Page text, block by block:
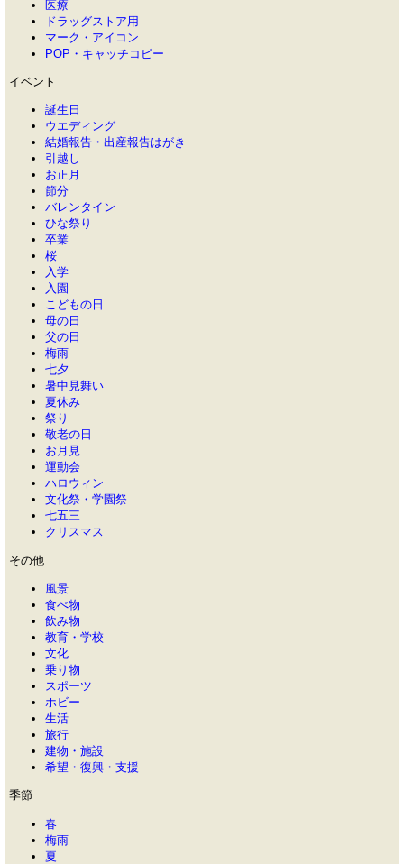
医療
ドラッグストア用
マーク・アイコン
POP・キャッチコピー
イベント
誕生日
ウエディング
結婚報告・出産報告はがき
引越し
お正月
節分
バレンタイン
ひな祭り
卒業
桜
入学
入園
こどもの日
母の日
父の日
梅雨
七夕
暑中見舞い
夏休み
祭り
敬老の日
お月見
運動会
ハロウィン
文化祭・学園祭
七五三
クリスマス
その他
風景
食べ物
飲み物
教育・学校
文化
乗り物
スポーツ
ホビー
生活
旅行
建物・施設
希望・復興・支援
季節
春
梅雨
夏